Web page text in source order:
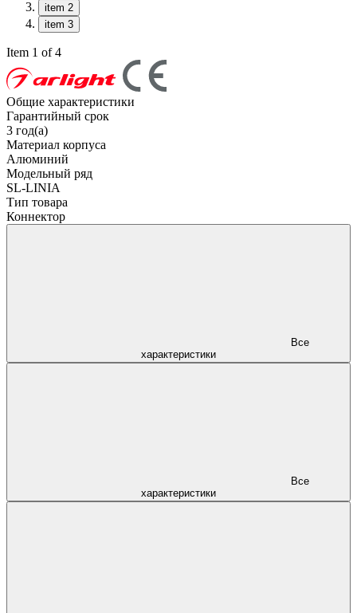
item 2
item 3
Item 1 of 4
Общие характеристики
Гарантийный срок
3 год(а)
Материал корпуса
Алюминий
Модельный ряд
SL-LINIA
Тип товара
Коннектор
характеристики
характеристики